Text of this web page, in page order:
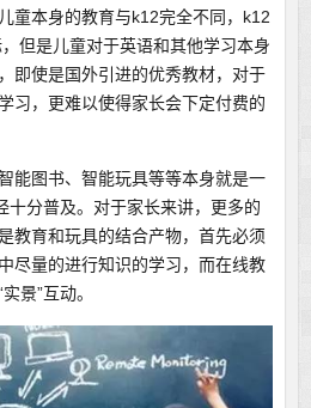
童本身的教育与k12完全不同，k12
但是儿童对于英语和其他学习本身
即使是国外引进的优秀教材，对于
习，更难以使得家长会下定付费的
能图书、智能玩具等等本身就是一
十分普及。对于家长来讲，更多的
教育和玩具的结合产物，首先必须
尽量的进行知识的学习，而在线教
景”互动。